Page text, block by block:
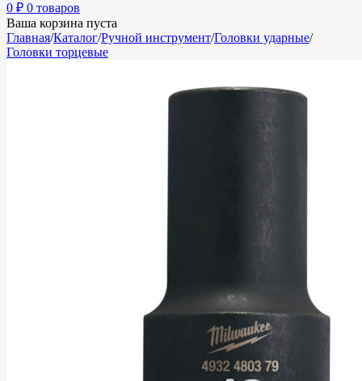
0 ₽ 0 товаров
Ваша корзина пуста
Главная/Каталог/Ручной инструмент/Головки ударные/
Головки торцевые